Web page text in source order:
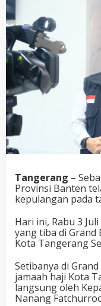
Tangerang –
Provinsi Banten
kepulangan pada
Hari ini, Rabu 3
yang tiba di Grand
Kota Tangerang
Setibanya di
jamaah haji Kota
langsung oleh
Nanang